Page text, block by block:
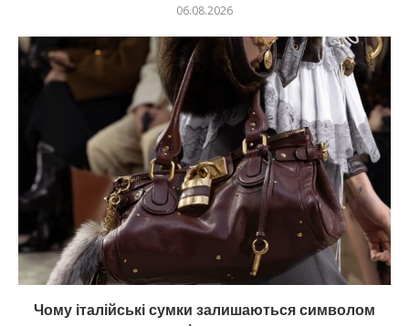
06.08.2026
Чому італійські сумки залишаються символом